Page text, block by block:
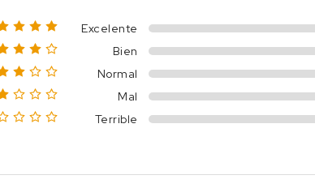
Excelente
Bien
Normal
Mal
Terrible